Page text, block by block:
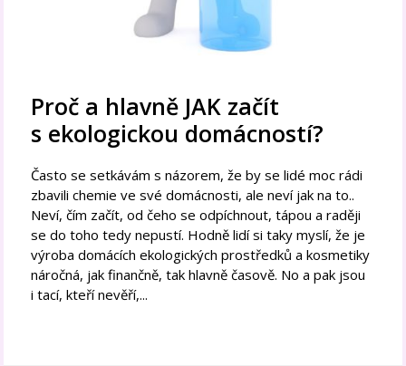
Proč a hlavně JAK začít
s ekologickou domácností?
Často se setkávám s názorem, že by se lidé moc rádi
zbavili chemie ve své domácnosti, ale neví jak na to..
Neví, čím začít, od čeho se odpíchnout, tápou a raději
se do toho tedy nepustí. Hodně lidí si taky myslí, že je
výroba domácích ekologických prostředků a kosmetiky
náročná, jak finančně, tak hlavně časově. No a pak jsou
i tací, kteří nevěří,...